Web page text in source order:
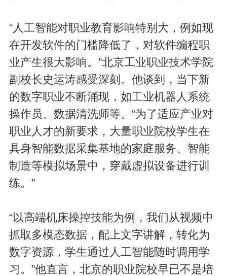
“人工智能对职业教育影响特别大，例如现
在开发软件的门槛降低了，对软件编程职
业产生很大影响。”北京工业职业技术学院
副校长史运涛感受深刻。他谈到，当下新
的数字职业不断涌现，如工业机器人系统
操作员、数据清洗师等。“为了适应产业对
职业人才的新要求，大量职业院校学生在
具身智能数据采集基地的家庭服务、智能
制造等模拟场景中，穿戴虚拟设备进行训
练。”
“以高端机床操控技能为例，我们从视频中
抓取多模态数据，配上文字讲解，转化为
数字资源，学生通过人工智能随时调用学
习。”他直言，北京的职业院校早已不是培